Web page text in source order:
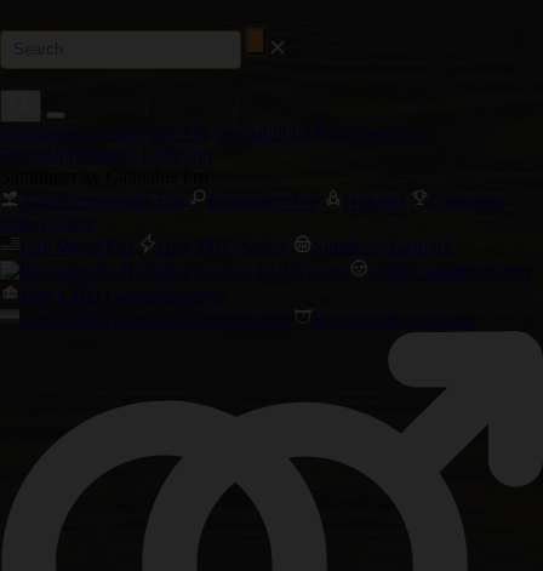
Samlinger av Cannabis Frø Spesialtilbud Kundeservice
Engrosinnlogging Logg inn
Autoblomstrende Frø
Feminisert Frø Nyheter
Cannabis
Cup-vinnere
Cali Weed Frø
Høy THC Sorter
Største avkastning
Precision F1 Hybrids
Chill Cannabis-sorter
Høy CBD Cannabis-sorter
Amsterdam klassiske Cannabis Frø
Beste smak og aroma